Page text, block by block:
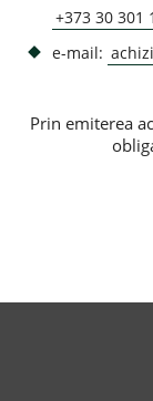
+373 30 301
e-mail:
Prin emiterea